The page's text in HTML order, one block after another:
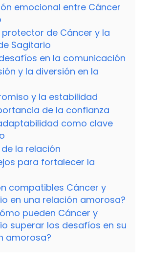
emocional entre Cáncer
protector de Cáncer y la
Sagitario
en la comunicación
y la diversión en la
y la estabilidad
de la confianza
como clave
la relación
para fortalecer la
compatibles Cáncer y
en una relación amorosa?
pueden Cáncer y
superar los desafíos en su
amorosa?